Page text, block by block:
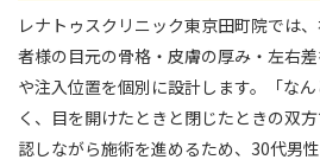
レナトゥスクリニック東京田町院では
者様の目元の骨格・皮膚の厚み・左右
や注入位置を個別に設計します。「な
く、目を開けたときと閉じたときの双
認しながら施術を進めるため、30代男